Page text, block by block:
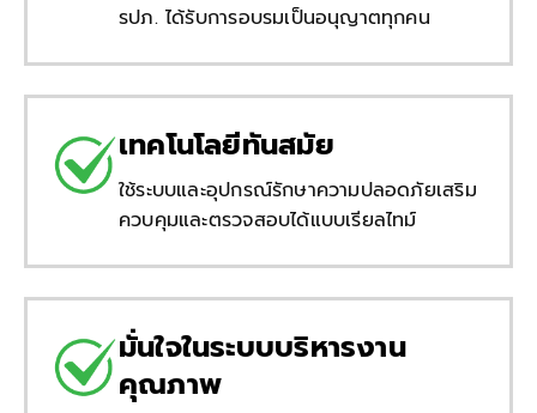
รปภ. ได้รับการอบรมเป็นอนุญาตทุกคน
เทคโนโลยีทันสมัย
ใช้ระบบและอุปกรณ์รักษาความปลอดภัยเสริม
ควบคุมและตรวจสอบได้แบบเรียลไทม์
มั่นใจในระบบบริหารงาน
คุณภาพ